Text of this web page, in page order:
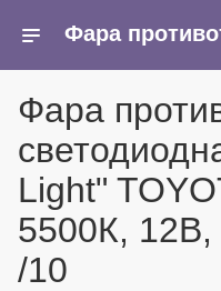
Фара
Light"
5500К,
/10